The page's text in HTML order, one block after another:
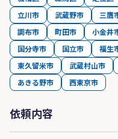
立川市
武蔵野市 三鷹
調布市
町田市 小金井
国分寺市
国立市 福生
東久留米市
武蔵村山市
あきる野市
西東京市
依頼内容